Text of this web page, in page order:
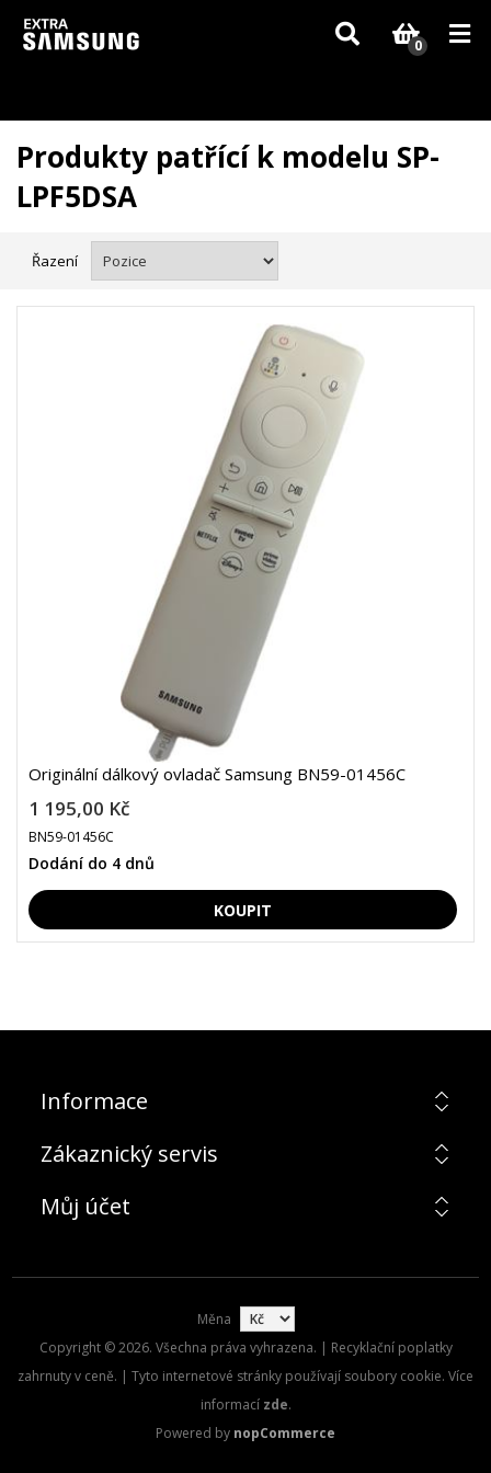
Vzhledem k aktuální situaci se může dodání dílů, které nejsou skladem,
zpozdit. Děkujeme za pochopení.
0
Produkty patřící k modelu SP-
LPF5DSA
Řazení
Originální dálkový ovladač Samsung BN59-01456C
1 195,00 Kč
BN59-01456C
Dodání do 4 dnů
Informace
Zákaznický servis
Můj účet
Měna
Copyright © 2026. Všechna práva vyhrazena. | Recyklační poplatky
zahrnuty v ceně. | Tyto internetové stránky používají soubory cookie. Více
informací zde.
Powered by nopCommerce